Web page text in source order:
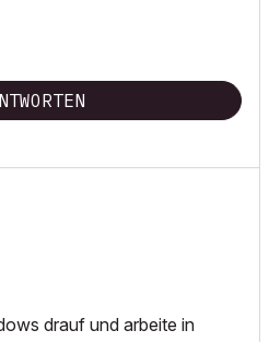
drauf und arbeite in